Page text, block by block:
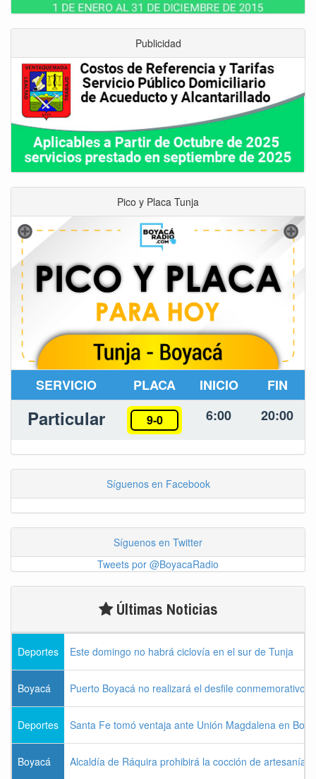
Publicidad
Pico y Placa Tunja
SERVICIO PLACA INICIO FIN
Particular 9-0 6:00 20:00
Síguenos en Facebook
Síguenos en Twitter
Tweets por @BoyacaRadio
Últimas Noticias
Deportes Este domingo no habrá ciclovía en el sur de Tunja
Boyacá Puerto Boyacá no realizará el desfile conmemorativo
Deportes Santa Fe tomó ventaja ante Unión Magdalena en
Boyacá Alcaldía de Ráquira prohibirá la cocción de